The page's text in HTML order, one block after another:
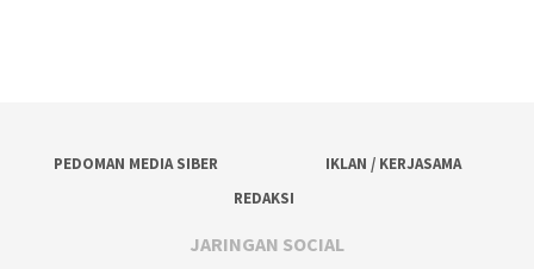
PEDOMAN MEDIA SIBER
IKLAN / KERJASAMA
REDAKSI
JARINGAN SOCIAL